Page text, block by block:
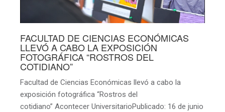
FACULTAD DE CIENCIAS ECONÓMICAS
LLEVÓ A CABO LA EXPOSICIÓN
FOTOGRÁFICA “ROSTROS DEL
COTIDIANO”
Facultad de Ciencias Económicas llevó a cabo la
exposición fotográfica “Rostros del
cotidiano” Acontecer UniversitarioPublicado: 16 de junio